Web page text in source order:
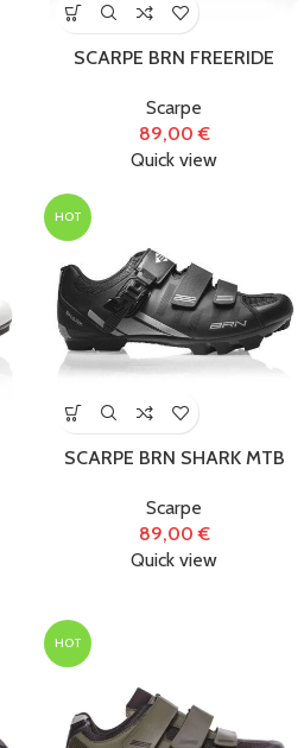
SCARPE BRN FREERIDE
Scarpe
89,00€
Quick view
HOT
SCARPE BRN SHARK MTB
Scarpe
89,00€
Quick view
HOT